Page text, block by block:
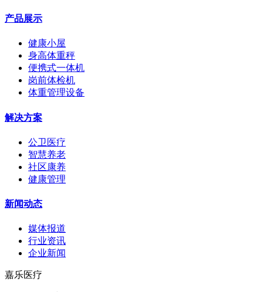
产品展示
健康小屋
身高体重秤
便携式一体机
岗前体检机
体重管理设备
解决方案
公卫医疗
智慧养老
社区康养
健康管理
新闻动态
媒体报道
行业资讯
企业新闻
嘉乐医疗